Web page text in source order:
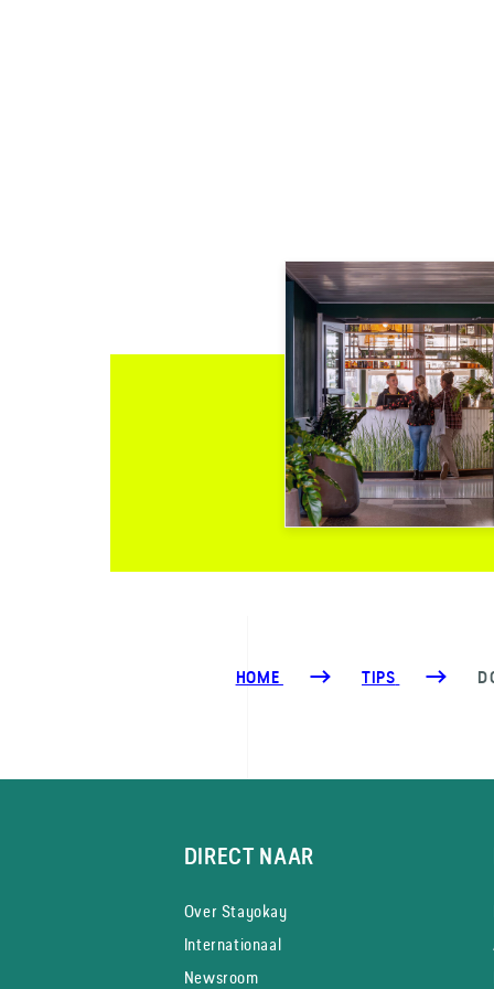
HOME TIPS
DIRECT NAAR
Over Stayokay
Internationaal
Newsroom